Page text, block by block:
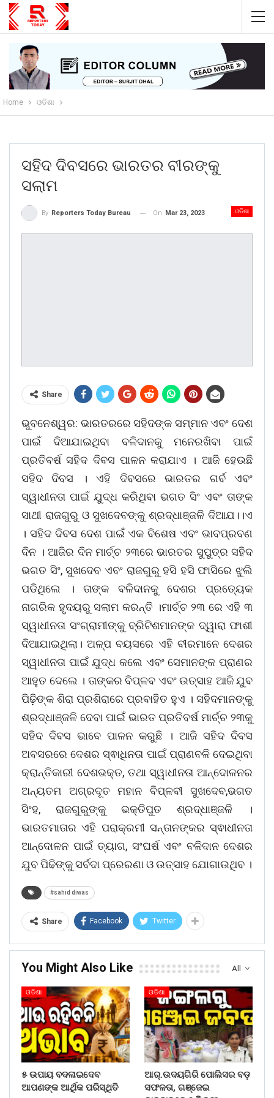
Home ଓଡିଶା
ସହିଦ ଦିବସରେ ଭାରତର ବୀରଙ୍କୁ
ସଲାମ
ଓଡିଶା
By Reporters Today Bureau On Mar 23, 2023
Share
ଭୁବନେଶ୍ୱର: ଭାରତରରେ ସହିଦଙ୍କ ସମ୍ମାନ ଏବଂ ଦେଶ
ପାଇଁ ଦିଆଯାଇଥିବା ବଳିଦାନକୁ ମନେରଖିବା ପାଇଁ
ପ୍ରତିବର୍ଷ ସହିଦ ଦିବସ ପାଳନ କରାଯାଏ । ଆଜି ହେଉଛି
ସହିଦ ଦିବସ । ଏହି ଦିବସରେ ଭାରତର ଗର୍ବ ଏବଂ
ସ୍ୱାଧୀନତା ପାଇଁ ଯୁଦ୍ଧ କରିଥିବା ଭଗତ ସିଂ ଏବଂ ତାଙ୍କ
ସାଥୀ ରାଜଗୁରୁ ଓ ସୁଖଦେବଙ୍କୁ ଶ୍ରଦ୍ଧାଞ୍ଜଳି ଦିଆଯ।।ଏ
। ସହିଦ ଦିବସ ଦେଶ ପାଇଁ ଏକ ବିଶେଷ ଏବଂ ଭାବପ୍ରବଣ
ଦିନ । ଆଜିର ଦିନ ମାର୍ଚ୍ଚ ୨୩ରେ ଭାରତର ସୁପୁତ୍ର ସହିଦ
ଭଗତ ସିଂ, ସୁଖଦେବ ଏବଂ ରାଜଗୁରୁ ହସି ହସି ଫାସିରେ ଝୁଲି
ପଡିଥିଲେ । ତାଙ୍କ ବଳିଦାନକୁ ଦେଶର ପ୍ରତ୍ୟେକ
ନାଗରିକ ହୃଦୟରୁ ସଲାମ କରନ୍ତି ।ମାର୍ଚ୍ଚ ୨୩ ରେ ଏହି ୩
ସ୍ୱାଧୀନତା ସଂଗ୍ରାମୀଙ୍କୁ ବ୍ରିଟିଶମାନଙ୍କ ଦ୍ୱାରା ଫାଶୀ
ଦିଆଯାଇଥିଲା। ଅଳ୍ପ ବୟସରେ ଏହି ବୀରମାନେ ଦେଶର
ସ୍ୱାଧୀନତା ପାଇଁ ଯୁଦ୍ଧ କଲେ ଏବଂ ସେମାନଙ୍କ ପ୍ରାଣର
ଆହୁତ ଦେଲେ । ତାଙ୍କର ବିପ୍ଳବ ଏବଂ ଉତ୍ସାହ ଆଜି ଯୁବ
ପିଢ଼ିଙ୍କ ଶିରା ପ୍ରଶିରାରେ ପ୍ରବାହିତ ହୁଏ । ସହିଦମାନଙ୍କୁ
ଶ୍ରଦ୍ଧାଞ୍ଜଳି ଦେବା ପାଇଁ ଭାରତ ପ୍ରତିବର୍ଷ ମାର୍ଚ୍ଚ ୨୩କୁ
ସହିଦ ଦିବସ ଭାବେ ପାଳନ କରୁଛି । ଆଜି ସହିଦ ଦିବସ
ଅବସରରେ ଦେଶର ସ୍ଵାଧିନତା ପାଇଁ ପ୍ରାଣବଳି ଦେଇଥିବା
କ୍ରାନ୍ତିକାରୀ ଦେଶଭକ୍ତ, ତଥା ସ୍ୱାଧୀନତା ଆନ୍ଦୋଳନର
ଅନ୍ୟତମ ଅଗ୍ରଦୂତ ମହାନ ବିପ୍ଳବୀ ସୁଖଦେବ,ଭଗତ
ସିଂହ, ରାଜଗୁରୁଙ୍କୁ ଭକ୍ତିପୁତ ଶ୍ରଦ୍ଧାଞ୍ଜଳି ।
ଭାରତମାତାର ଏହି ପରାକ୍ରମୀ ସନ୍ତାନଙ୍କର ସ୍ଵାଧୀନତା
ଆନ୍ଦୋଳନ ପାଇଁ ତ୍ୟାଗ, ସଂଘର୍ଷ ଏବଂ ବଳିଦାନ ଦେଶର
ଯୁବ ପିଢିଙ୍କୁ ସର୍ବଦା ପ୍ରେରଣା ଓ ଉତ୍ସାହ ଯୋଗାଉଥିବ ।
#sahid diwas
Share Facebook Twitter
All
You Might Also Like
ଓଡିଶା
୫ ଉପାୟ ବଦଳାଇଦେବ
ଆପଣଙ୍କ ଆର୍ଥିକ ପରିସ୍ଥିତି
ଓଡିଶା
ଆର୍.ଉଦୟଗିରି ପୋଲିସର ବଡ଼
ସଫଳତା, ଗଞ୍ଜେଇ